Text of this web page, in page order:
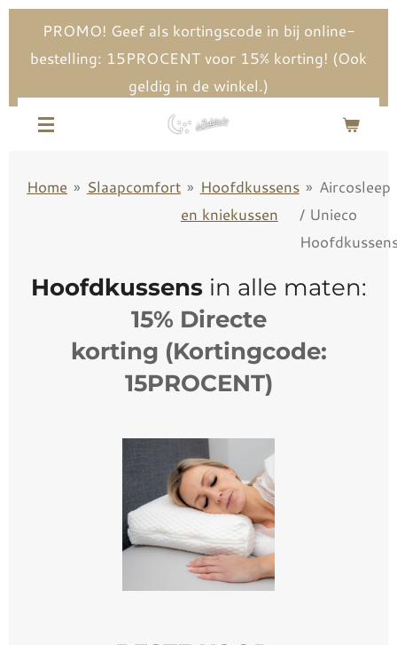
direct
de
hoofdinhoud
PROMO! Geef als kortingscode in bij online-
bestelling: 15PROCENT voor 15% korting! (Ook
geldig in de winkel.)
Home » Slaapcomfort » Hoofdkussens
en kniekussen
» Aircosleep
/ Unieco
Hoofdkussensin alle maten:
15% Directe
korting (Kortingcode:
15PROCENT)